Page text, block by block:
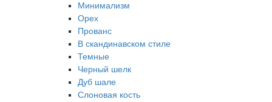
Минимализм
Орех
Прованс
В скандинавском стиле
Темные
Черный шелк
Дуб шале
Слоновая кость